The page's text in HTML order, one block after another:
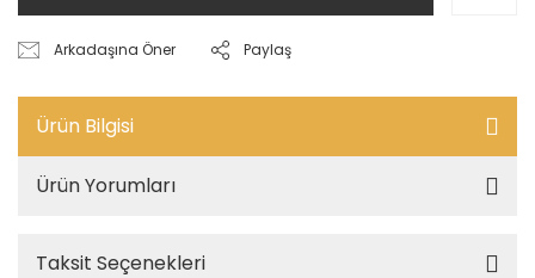
Arkadaşına Öner Paylaş
Ürün Bilgisi
Ürün Yorumları
Taksit Seçenekleri